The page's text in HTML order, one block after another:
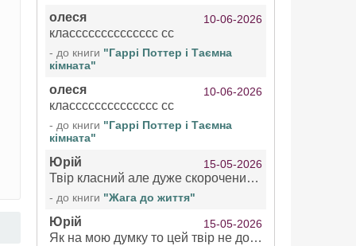
олеся 10-06-2026
класссссссссссссс сс
- до книги "Гаррі Поттер і Таємна
кімната"
олеся 10-06-2026
класссссссссссссс сс
- до книги "Гаррі Поттер і Таємна
кімната"
Юрій 15-05-2026
Твір класний але дуже скорочений якщо вже озвучуєте то бажано цілі твори
- до книги "Жага до життя"
Юрій 15-05-2026
Як на мою думку то цей твір не дотягує бути у топ 100 аудіокниг